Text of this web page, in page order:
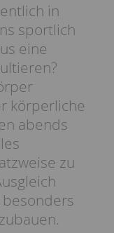
in
sportlich
eine
körperliche
abends
zu